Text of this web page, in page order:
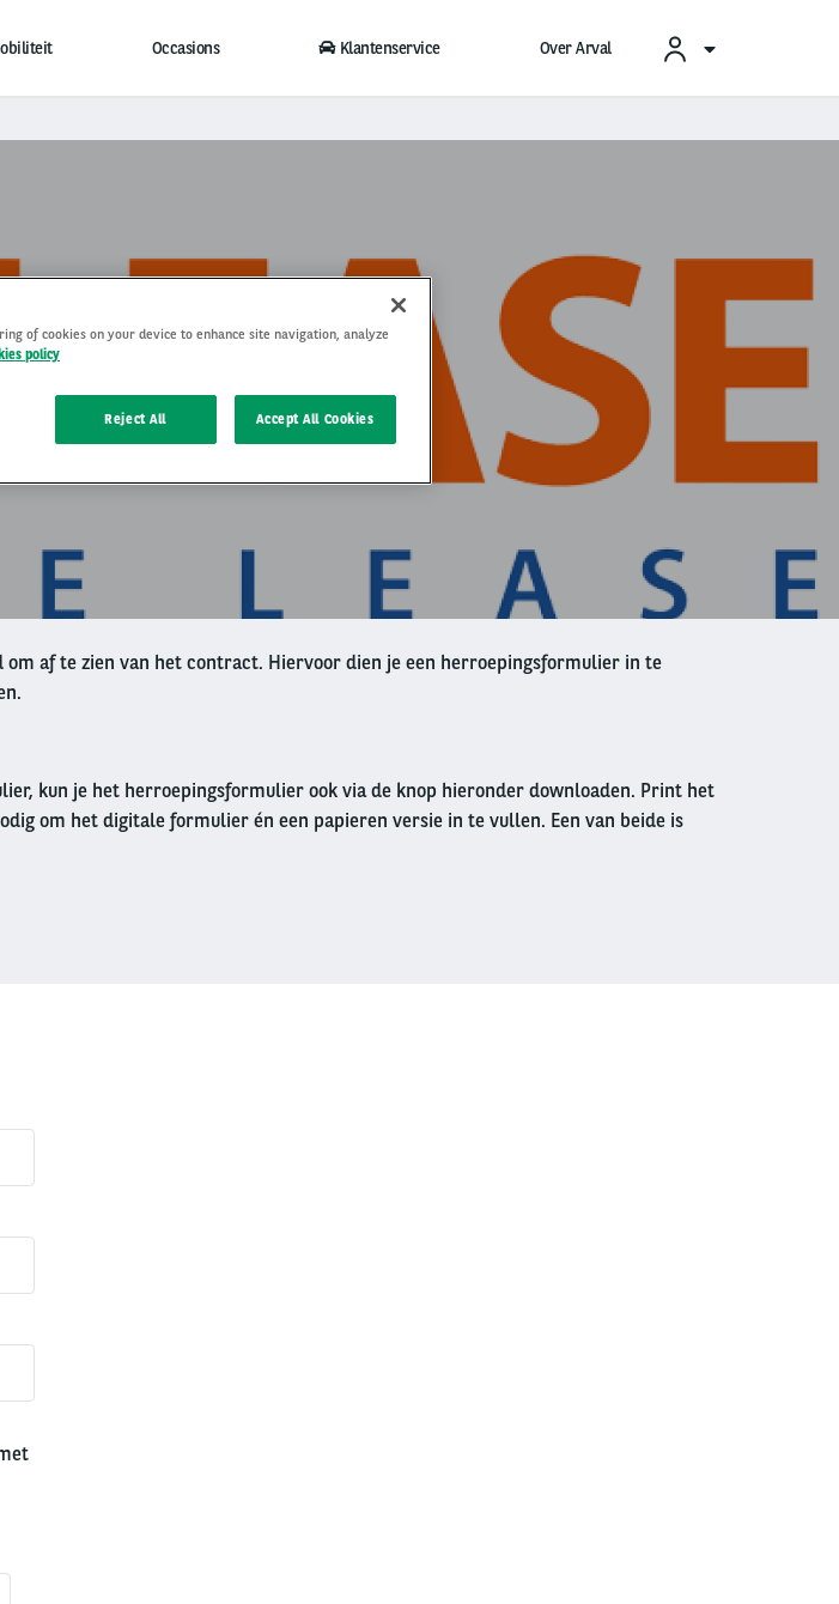
Occasions Klantenservice Over Arval
Justlease
af te zien van het contract. Hiervoor dien je een herroepingsformulier in te
kun je het herroepingsformulier ook via de knop hieronder downloaden. Print het
om het digitale formulier én een papieren versie in te vullen. Een van beide is
of cookies on your device to enhance site navigation, analyze
policy
Reject All Accept All Cookies